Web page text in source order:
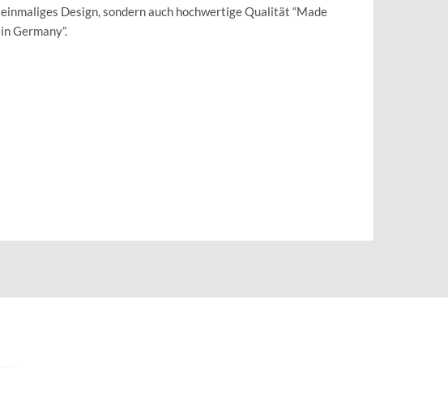
einmaliges Design, sondern auch hochwertige Qualität “Made
in Germany”.